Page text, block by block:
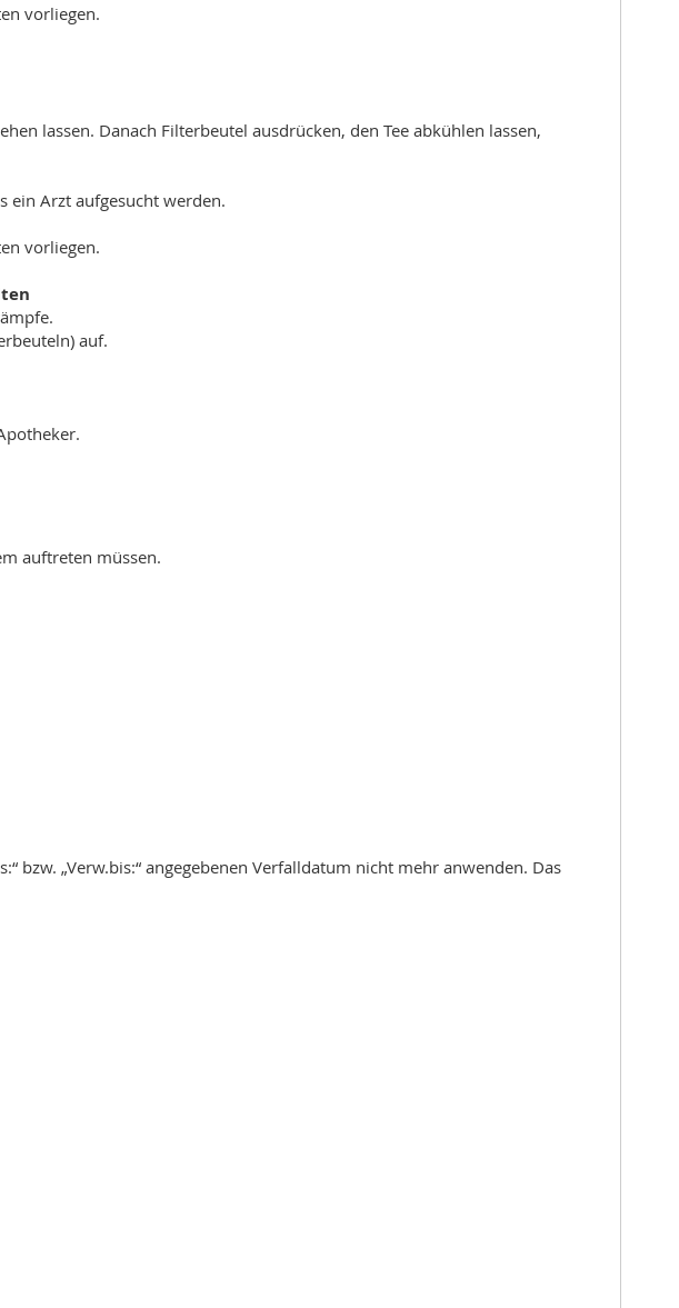
vorliegen.
lassen. Danach Filterbeutel ausdrücken, den Tee abkühlen lassen,
ein Arzt aufgesucht werden.
vorliegen.
auf.
auftreten müssen.
bzw. „Verw.bis:“ angegebenen Verfalldatum nicht mehr anwenden. Das